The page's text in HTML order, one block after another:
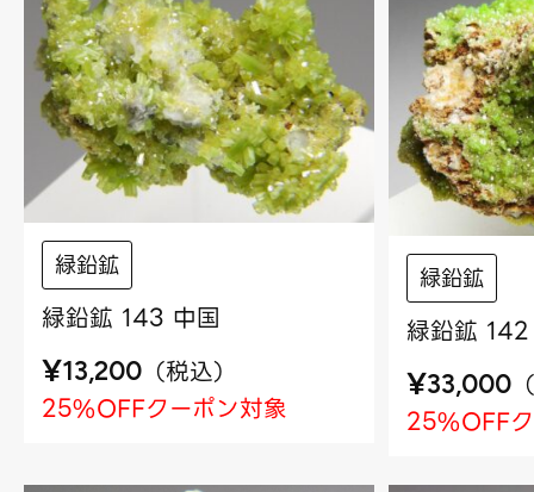
緑鉛鉱
緑鉛鉱 143 中国
¥13,200 （税込）
25%OFFクーポン対象
緑鉛鉱
緑鉛鉱
¥33,000 （
25%OFF